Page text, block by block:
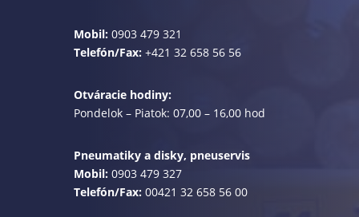
Mobil:0903 479 321
Telefón/Fax:+421 32 658 56 56
Otváracie hodiny:
Pondelok – Piatok: 07,00 – 16,00 hod
Pneumatiky a disky, pneuservis
Mobil:0903 479 327
Telefón/Fax:00421 32 658 56 00